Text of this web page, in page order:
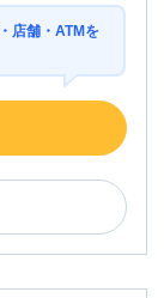
店舗・ATMを